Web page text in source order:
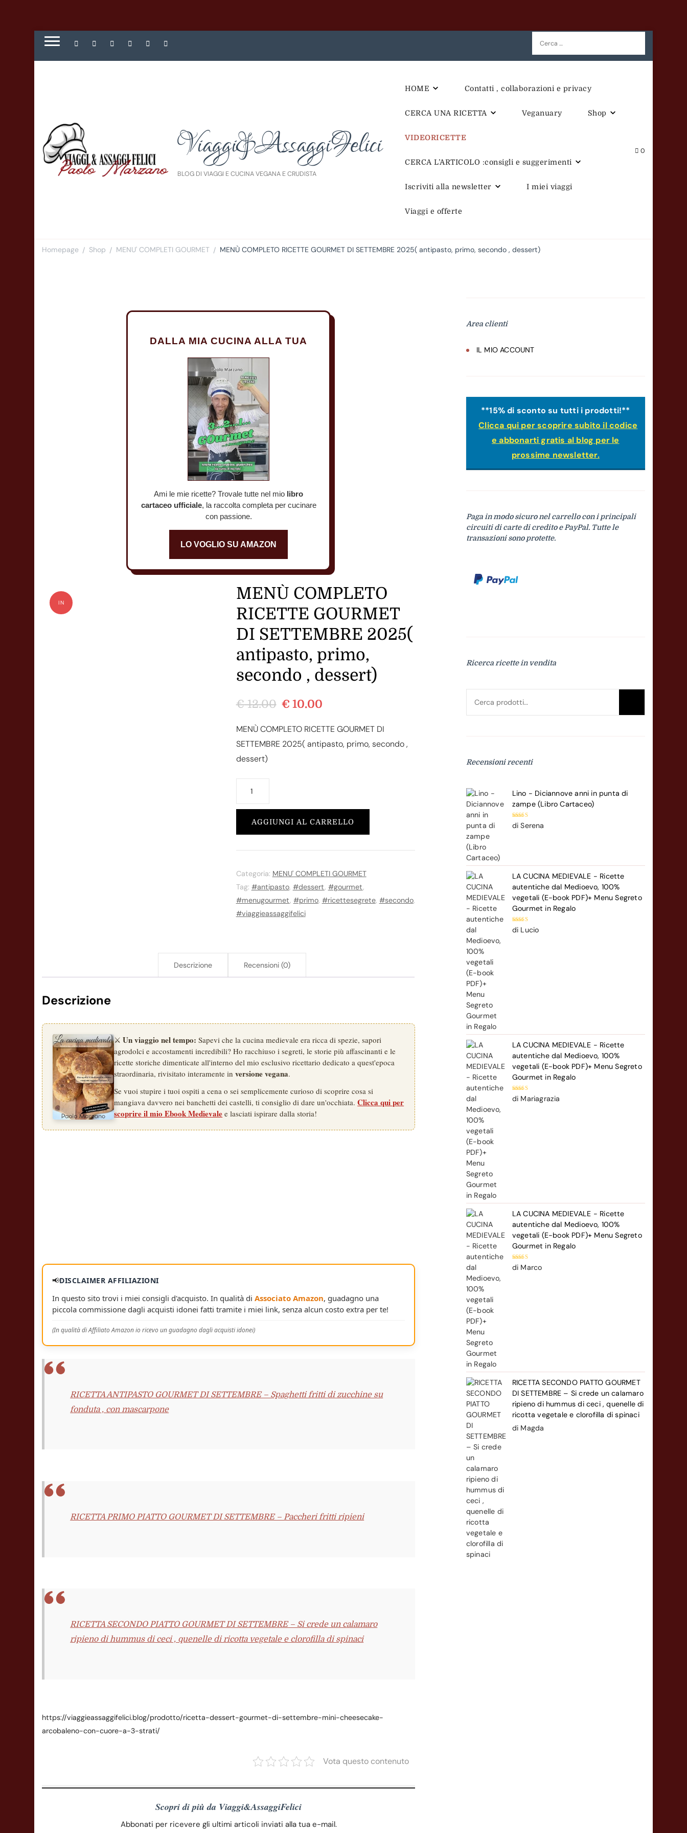
Ricerca
per:
Viaggi&AssaggiFelici
BLOG DI VIAGGI E CUCINA VEGANA E CRUDISTA
HOME Contatti , collaborazioni e privacy
CERCA UNA RICETTA Veganuary Shop
VIDEORICETTE
CERCA L’ARTICOLO :consigli e suggerimenti
Iscriviti alla newsletter I miei viaggi
Viaggi e offerte
0
Homepage / Shop / MENU' COMPLETI GOURMET / MENÙ COMPLETO RICETTE GOURMET DI SETTEMBRE 2025( antipasto, primo, secondo , dessert)
DALLA MIA CUCINA ALLA TUA
Ami le mie ricette? Trovale tutte nel mio libro
cartaceo ufficiale, la raccolta completa per cucinare
con passione.
LO VOGLIO SU AMAZON
IN
MENÙ COMPLETO
RICETTE GOURMET
DI SETTEMBRE 2025(
antipasto, primo,
secondo , dessert)
€12.00 Il
originale
era:
€ 10.00
attuale
è:
MENÙ COMPLETO RICETTE GOURMET DI
SETTEMBRE 2025( antipasto, primo, secondo ,
dessert)
2025(
antipasto,
primo,
secondo
quantità
AGGIUNGI AL CARRELLO
Categoria: MENU' COMPLETI GOURMET
Tag: #antipasto, #dessert, #gourmet,
#menugourmet, #primo, #ricettesegrete, #secondo,
#viaggieassaggifelici
Descrizione Recensioni (0)
Descrizione
⚔️Un viaggio nel tempo: Sapevi che la cucina medievale era ricca di spezie, sapori
agrodolci e accostamenti incredibili? Ho racchiuso i segreti, le storie più affascinanti e le
ricette storiche dimenticate all'interno del mio esclusivo ricettario dedicato a quest'epoca
straordinaria, rivisitato interamente inversione vegana.
Se vuoi stupire i tuoi ospiti a cena o sei semplicemente curioso di scoprire cosa si
mangiava davvero nei banchetti dei castelli, ti consiglio di dare un'occhiata.Clicca qui per
scoprire il mio Ebook Medievale e lasciati ispirare dalla storia!
📢DISCLAIMER AFFILIAZIONI
In questo sito trovi i miei consigli d'acquisto. In qualità diAssociato Amazon, guadagno una
piccola commissione dagli acquisti idonei fatti tramite i miei link, senza alcun costo extra per te!
(In qualità di Affiliato Amazon io ricevo un guadagno dagli acquisti idonei)
RICETTA ANTIPASTO GOURMET DI SETTEMBRE – Spaghetti fritti di zucchine su
fonduta , con mascarpone
RICETTA PRIMO PIATTO GOURMET DI SETTEMBRE – Paccheri fritti ripieni
RICETTA SECONDO PIATTO GOURMET DI SETTEMBRE – Si crede un calamaro
ripieno di hummus di ceci , quenelle di ricotta vegetale e clorofilla di spinaci
https://viaggieassaggifelici.blog/prodotto/ricetta-dessert-gourmet-di-settembre-mini-cheesecake-
arcobaleno-con-cuore-a-3-strati/
Vota questo contenuto
Scopri di più da Viaggi&AssaggiFelici
Abbonati per ricevere gli ultimi articoli inviati alla tua e-mail.
Area clienti
IL MIO ACCOUNT
**15% di sconto su tutti i prodotti!**
Clicca qui per scoprire subito il codice
e abbonarti gratis al blog per le
prossime newsletter.
Paga in modo sicuro nel carrello con i principali
circuiti di carte di credito e PayPal. Tutte le
transazioni sono protette.
Ricerca ricette in vendita
Recensioni recenti
Lino - Diciannove anni in punta di
zampe (Libro Cartaceo)
Valutato5
su 5
di Serena
LA CUCINA MEDIEVALE - Ricette
autentiche dal Medioevo, 100%
vegetali (E-book PDF)+ Menu Segreto
Gourmet in Regalo
Valutato5
su 5
di Lucio
LA CUCINA MEDIEVALE - Ricette
autentiche dal Medioevo, 100%
vegetali (E-book PDF)+ Menu Segreto
Gourmet in Regalo
Valutato5
su 5
di Mariagrazia
LA CUCINA MEDIEVALE - Ricette
autentiche dal Medioevo, 100%
vegetali (E-book PDF)+ Menu Segreto
Gourmet in Regalo
Valutato5
su 5
di Marco
RICETTA SECONDO PIATTO GOURMET
DI SETTEMBRE – Si crede un calamaro
ripieno di hummus di ceci , quenelle di
ricotta vegetale e clorofilla di spinaci
di Magda